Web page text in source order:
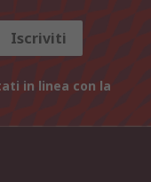
Iscriviti
in linea con la